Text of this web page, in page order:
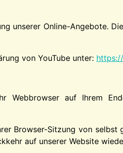
unserer Online-Angebote.
von YouTube unter:
Webbrowser auf Ihrem
Browser-Sitzung von
auf unserer Website